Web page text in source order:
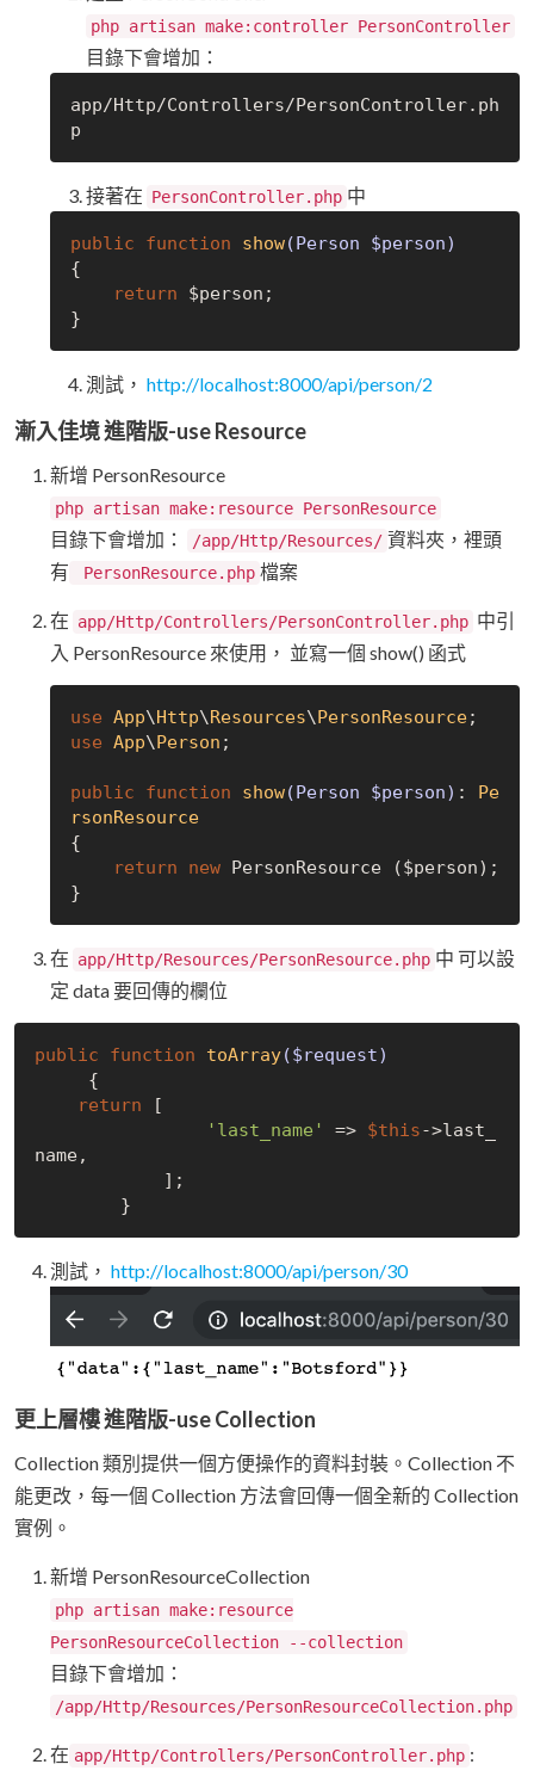
php artisan make:controller PersonController
目錄下會增加：
app/Http/Controllers/PersonController. ph
接著在 PersonController.php 中
public function show(Person $person)
{
return $person;
測試， http://localhost:8000/api/person/2
漸入佳境 進階版-use Resource
新增 PersonResource
php artisan make:resource PersonResource
目錄下會增加： /app/Http/Resources/ 資料夾，裡頭
有
PersonResource.php 檔案
在 app/Http/Controllers/PersonController.php 中引
入 PersonResource 來使用， 並寫一個 show() 函式
use App\Http\Resources\PersonResource
use App\Person ;
public function show(Person $person) : Pe
rsonResource
{
return
new PersonResource ($person);
在 app/Http/Resources/PersonResource.php 中 可以設
定 data 要回傳的欄位
public function toArray($request)
{
return [
'last_name'
=> $this->last_
name,
測試， http://localhost:8000/api/person/30
更上層樓 進階版-use Collection
Collection 類別提供一個方便操作的資料封裝。Collection 不
能更改，每一個 Collection 方法會回傳一個全新的 Collection
實例。
新增 PersonResourceCollection
php artisan make:resource
PersonResourceCollection --collection
目錄下會增加：
/app/Http/Resources/PersonResourceCollection.php
在 app/Http/Controllers/PersonController.php :